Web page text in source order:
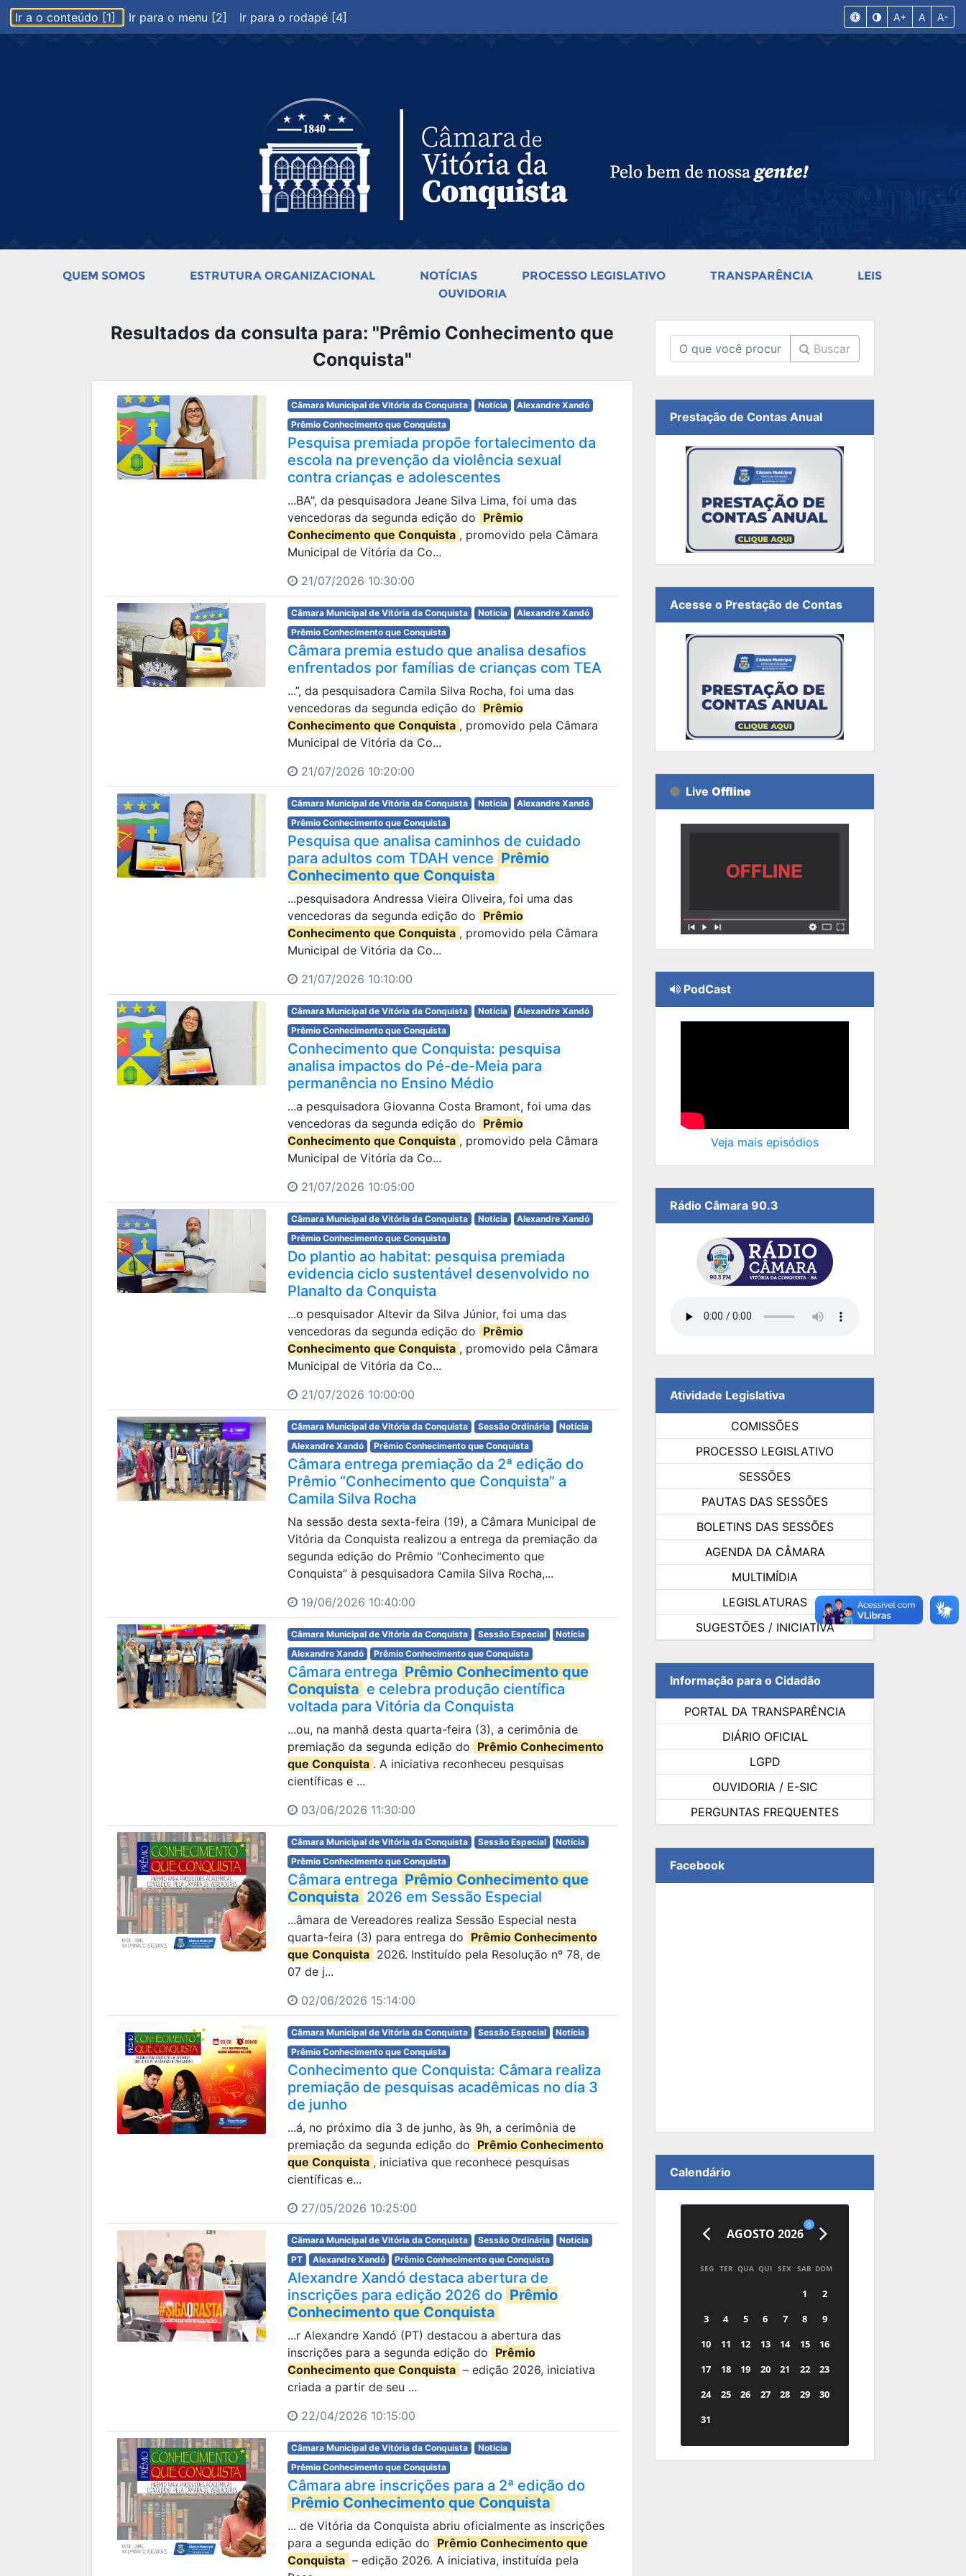
Ir a o conteúdo [1] Ir para o menu [2] Ir para o rodapé [4] A+ A A-
QUEM SOMOS ESTRUTURA ORGANIZACIONAL NOTÍCIAS PROCESSO LEGISLATIVO TRANSPARÊNCIA
LEIS
OUVIDORIA
Resultados da consulta para: "Prêmio Conhecimento que
Conquista"
Câmara Municipal de Vitória da Conquista Notícia
Alexandre Xandó
Prêmio Conhecimento que Conquista
Pesquisa premiada propõe fortalecimento da
escola na prevenção da violência sexual
contra crianças e adolescentes
...BA", da pesquisadora Jeane Silva Lima, foi uma das
vencedoras da segunda edição do Prêmio
Conhecimento que Conquista , promovido pela Câmara
Municipal de Vitória da Co...
21/07/2026 10:30:00
Câmara Municipal de Vitória da Conquista Notícia
Alexandre Xandó
Prêmio Conhecimento que Conquista
Câmara premia estudo que analisa desafios
enfrentados por famílias de crianças com TEA
...”, da pesquisadora Camila Silva Rocha, foi uma das
vencedoras da segunda edição do Prêmio
Conhecimento que Conquista , promovido pela Câmara
Municipal de Vitória da Co...
21/07/2026 10:20:00
Câmara Municipal de Vitória da Conquista Notícia
Alexandre Xandó
Prêmio Conhecimento que Conquista
Pesquisa que analisa caminhos de cuidado
para adultos com TDAH vence Prêmio
Conhecimento que Conquista
...pesquisadora Andressa Vieira Oliveira, foi uma das
vencedoras da segunda edição do Prêmio
Conhecimento que Conquista , promovido pela Câmara
Municipal de Vitória da Co...
21/07/2026 10:10:00
Câmara Municipal de Vitória da Conquista Notícia
Alexandre Xandó
Prêmio Conhecimento que Conquista
Conhecimento que Conquista: pesquisa
analisa impactos do Pé-de-Meia para
permanência no Ensino Médio
...a pesquisadora Giovanna Costa Bramont, foi uma das
vencedoras da segunda edição do Prêmio
Conhecimento que Conquista , promovido pela Câmara
Municipal de Vitória da Co...
21/07/2026 10:05:00
Câmara Municipal de Vitória da Conquista Notícia
Alexandre Xandó
Prêmio Conhecimento que Conquista
Do plantio ao habitat: pesquisa premiada
evidencia ciclo sustentável desenvolvido no
Planalto da Conquista
...o pesquisador Altevir da Silva Júnior, foi uma das
vencedoras da segunda edição do Prêmio
Conhecimento que Conquista , promovido pela Câmara
Municipal de Vitória da Co...
21/07/2026 10:00:00
Câmara Municipal de Vitória da Conquista Sessão Ordinária
Notícia
Alexandre Xandó
Prêmio Conhecimento que Conquista
Câmara entrega premiação da 2ª edição do
Prêmio “Conhecimento que Conquista” a
Camila Silva Rocha
Na sessão desta sexta-feira (19), a Câmara Municipal de
Vitória da Conquista realizou a entrega da premiação da
segunda edição do Prêmio “Conhecimento que
Conquista” à pesquisadora Camila Silva Rocha,...
19/06/2026 10:40:00
Câmara Municipal de Vitória da Conquista Sessão Especial
Notícia
Alexandre Xandó
Prêmio Conhecimento que Conquista
Câmara entrega Prêmio Conhecimento que
Conquista e celebra produção científica
voltada para Vitória da Conquista
...ou, na manhã desta quarta-feira (3), a cerimônia de
premiação da segunda edição do Prêmio Conhecimento
que Conquista . A iniciativa reconheceu pesquisas
científicas e ...
03/06/2026 11:30:00
Câmara Municipal de Vitória da Conquista Sessão Especial
Notícia
Prêmio Conhecimento que Conquista
Câmara entrega Prêmio Conhecimento que
Conquista 2026 em Sessão Especial
...âmara de Vereadores realiza Sessão Especial nesta
quarta-feira (3) para entrega do Prêmio Conhecimento
que Conquista 2026. Instituído pela Resolução nº 78, de
07 de j...
02/06/2026 15:14:00
Câmara Municipal de Vitória da Conquista Sessão Especial
Notícia
Prêmio Conhecimento que Conquista
Conhecimento que Conquista: Câmara realiza
premiação de pesquisas acadêmicas no dia 3
de junho
...á, no próximo dia 3 de junho, às 9h, a cerimônia de
premiação da segunda edição do Prêmio Conhecimento
que Conquista , iniciativa que reconhece pesquisas
científicas e...
27/05/2026 10:25:00
Câmara Municipal de Vitória da Conquista Sessão Ordinária
Notícia
PT
Alexandre Xandó Prêmio Conhecimento que Conquista
Alexandre Xandó destaca abertura de
inscrições para edição 2026 do Prêmio
Conhecimento que Conquista
...r Alexandre Xandó (PT) destacou a abertura das
inscrições para a segunda edição do Prêmio
Conhecimento que Conquista – edição 2026, iniciativa
criada a partir de seu ...
22/04/2026 10:15:00
Câmara Municipal de Vitória da Conquista
Notícia
Prêmio Conhecimento que Conquista
Câmara abre inscrições para a 2ª edição do
Prêmio Conhecimento que Conquista
... de Vitória da Conquista abriu oficialmente as inscrições
para a segunda edição do Prêmio Conhecimento que
Conquista – edição 2026. A iniciativa, instituída pela
Buscar
Prestação de Contas Anual
Acesse o Prestação de Contas
Live Offline
PodCast
Veja mais episódios
Rádio Câmara 90.3
Atividade Legislativa
COMISSÕES
PROCESSO LEGISLATIVO
SESSÕES
PAUTAS DAS SESSÕES
BOLETINS DAS SESSÕES
AGENDA DA CÂMARA
MULTIMÍDIA
LEGISLATURAS
SUGESTÕES / INICIATIVA
Informação para o Cidadão
PORTAL DA TRANSPARÊNCIA
DIÁRIO OFICIAL
LGPD
OUVIDORIA / E-SIC
PERGUNTAS FREQUENTES
Facebook
Calendário
AGOSTO 2026
0
SEG TER QUA QUI SEX SAB DOM
1
2
3
4 5 6 7 8
9
10
11 12 13 14 15
16
17
18 19 20 21 22
23
24
25 26 27 28 29
30
31